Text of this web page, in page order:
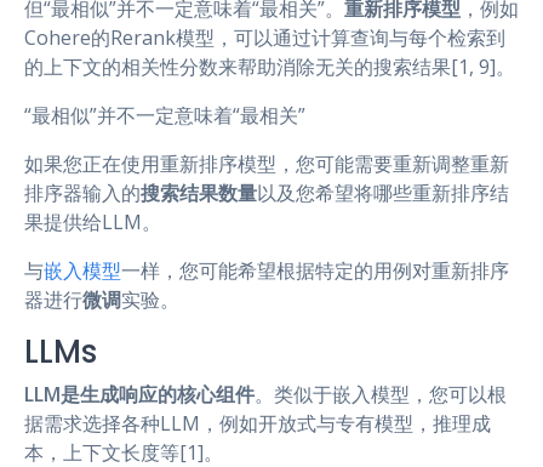
但“最相似”并不一定意味着“最相关”。 重新排序模型 ，例如
Cohere的Rerank模型，可以通过计算查询与每个检索到
的上下文的相关性分数来帮助消除无关的搜索结果[1, 9]。
“最相似”并不一定意味着“最相关”
如果您正在使用重新排序模型，您可能需要重新调整重新
排序器输入的搜索结果数量以及您希望将哪些重新排序结
果提供给LLM。
与嵌入模型一样，您可能希望根据特定的用例对重新排序
器进行微调实验。
LLMs
LLM是生成响应的核心组件。类似于嵌入模型，您可以根
据需求选择各种LLM，例如开放式与专有模型，推理成
本，上下文长度等[1]。